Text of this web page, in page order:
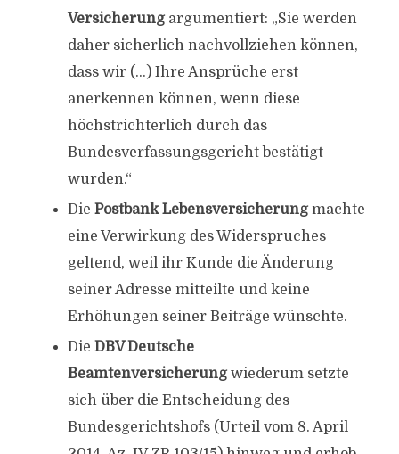
Versicherungargumentiert: „Sie werden
daher sicherlich nachvollziehen können,
dass wir (…) Ihre Ansprüche erst
anerkennen können, wenn diese
höchstrichterlich durch das
Bundesverfassungsgericht bestätigt
wurden.“
Die Postbank Lebensversicherungmachte
eine Verwirkung des Widerspruches
geltend, weil ihr Kunde die Änderung
seiner Adresse mitteilte und keine
Erhöhungen seiner Beiträge wünschte.
Die DBV Deutsche
Beamtenversicherungwiederum setzte
sich über die Entscheidung des
Bundesgerichtshofs (Urteil vom 8. April